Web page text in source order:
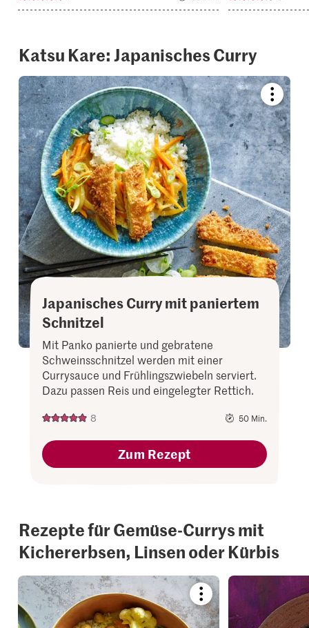
Katsu Kare: Japanisches Curry
recipe
or
add
it
to
your
Japanisches Curry mit paniertem
Schnitzel
Mit Panko panierte und gebratene
Schweinsschnitzel werden mit einer
Currysauce und Frühlingszwiebeln serviert.
Dazu passen Reis und eingelegter Rettich.
8 50 Min.
Zum Rezept
Rezepte für Gemüse-Currys mit
Kichererbsen, Linsen oder Kürbis
Bookmark
recipe
or